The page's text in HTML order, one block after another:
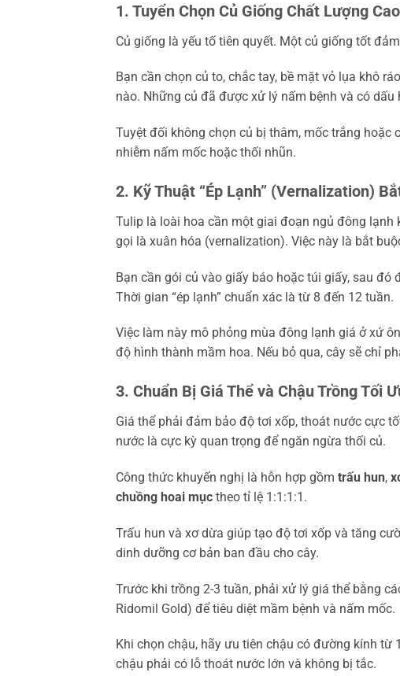
1. Tuyển Chọn Củ Giống Chất Lượng Cao
Củ giống là yếu tố tiên quyết. Một củ giống tốt
Bạn cần chọn củ to, chắc tay, bề mặt vỏ lụa khô
nào. Những củ đã được xử lý nấm bệnh và có
Tuyệt đối không chọn củ bị thâm, mốc trắng hoặc
nhiễm nấm mốc hoặc thối nhũn.
2. Kỹ Thuật “Ép Lạnh” (Vernalization)
Tulip là loài hoa cần một giai đoạn ngủ đông lạnh
gọi là xuân hóa (vernalization). Việc này là bắt
Bạn cần gói củ vào giấy báo hoặc túi giấy, sau đó
Thời gian “ép lạnh” chuẩn xác là từ 8 đến 12 tuần.
Việc làm này mô phỏng mùa đông lạnh giá ở xứ
độ hình thành mầm hoa. Nếu bỏ qua, cây sẽ chỉ
3. Chuẩn Bị Giá Thể và Chậu Trồng Tối
Giá thể phải đảm bảo độ tơi xốp, thoát nước cực
nước là cực kỳ quan trọng để ngăn ngừa thối củ.
Công thức khuyến nghị là hỗn hợp gồm trấu hun,
chuồng hoai mục theo tỉ lệ 1:1:1:1.
Trấu hun và xơ dừa giúp tạo độ tơi xốp và tăng
dinh dưỡng cơ bản ban đầu cho cây.
Trước khi trồng 2-3 tuần, phải xử lý giá thể bằng
Ridomil Gold) để tiêu diệt mầm bệnh và nấm mốc.
Khi chọn chậu, hãy ưu tiên chậu có đường kính
chậu phải có lỗ thoát nước lớn và không bị tắc.